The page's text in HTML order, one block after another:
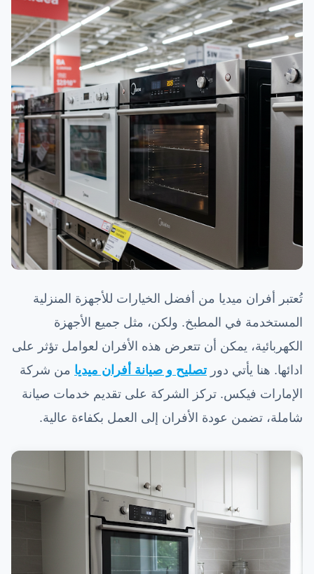
تُعتبر أفران ميديا من أفضل الخيارات للأجهزة المنزلية
المستخدمة في المطبخ. ولكن، مثل جميع الأجهزة
الكهربائية، يمكن أن تتعرض هذه الأفران لعوامل تؤثر على
ادائها. هنا يأتي دورتصليح و صيانة أفران ميديا من شركة
الإمارات فيكس. تركز الشركة على تقديم خدمات صيانة
شاملة، تضمن عودة الأفران إلى العمل بكفاءة عالية.